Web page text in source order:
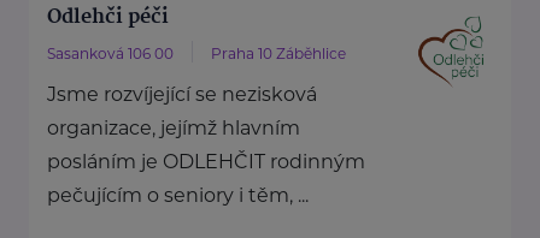
Odlehči péči
Sasanková 106 00 Praha 10 Záběhlice
Jsme rozvíjející se nezisková
organizace, jejímž hlavním
posláním je ODLEHČIT rodinným
pečujícím o seniory i těm, ...